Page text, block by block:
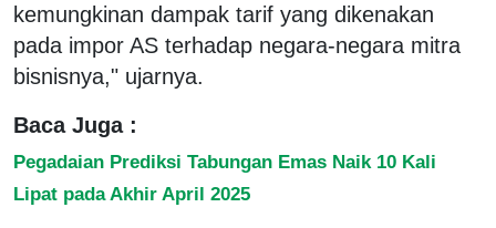
kemungkinan dampak tarif yang dikenakan
pada impor AS terhadap negara-negara mitra
bisnisnya," ujarnya.
Baca Juga :
Pegadaian Prediksi Tabungan Emas Naik 10 Kali
Lipat pada Akhir April 2025